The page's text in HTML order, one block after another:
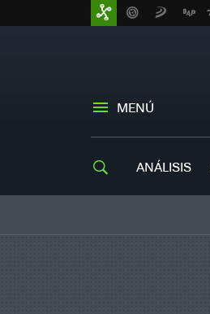
MENÚ
ANÁLISIS